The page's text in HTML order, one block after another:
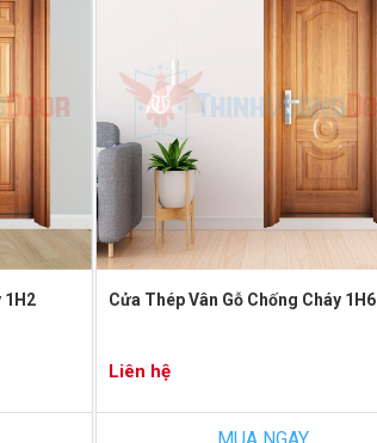
1H2 Cửa Thép Vân Gỗ Chống Cháy 1H6
Liên hệ